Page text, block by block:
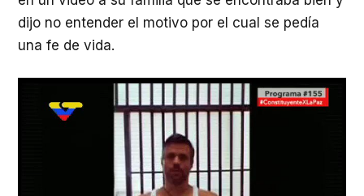
dijo no entender el motivo por el cual se pedía
una fe de vida.